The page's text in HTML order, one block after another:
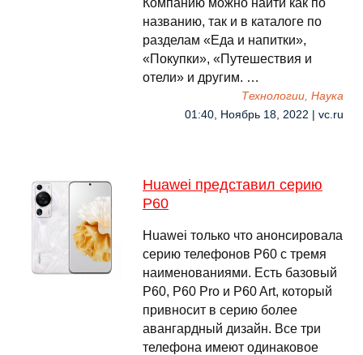
Компанию можно найти как по
названию, так и в каталоге по
разделам «Еда и напитки»,
«Покупки», «Путешествия и
отели» и другим. …
Технологии, Наука
01:40, Ноябрь 18, 2022 | vc.ru
Huawei представил серию
P60
Huawei только что анонсировала
серию телефонов P60 с тремя
наименованиями. Есть базовый
P60, P60 Pro и P60 Art, который
привносит в серию более
авангардный дизайн. Все три
телефона имеют одинаковое